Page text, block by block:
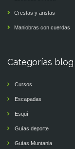
Crestas y aristas
Maniobras con cuerdas
Categorías blog
Cursos
Escapadas
Esquí
Guías deporte
Guías Muntania